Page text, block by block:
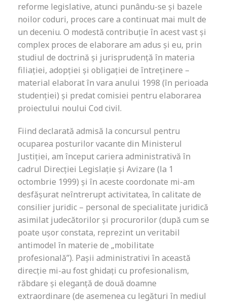
reforme legislative, atunci punându-se și bazele
noilor coduri, proces care a continuat mai mult de
un deceniu. O modestă contribuție în acest vast și
complex proces de elaborare am adus și eu, prin
studiul de doctrină și jurisprudență în materia
filiației, adopției și obligației de întreținere –
material elaborat în vara anului 1998 (în perioada
studenției) și predat comisiei pentru elaborarea
proiectului noului Cod civil.
Fiind declarată admisă la concursul pentru
ocuparea posturilor vacante din Ministerul
Justiției, am început cariera administrativă în
cadrul Direcției Legislație și Avizare (la 1
octombrie 1999) și în aceste coordonate mi-am
desfășurat neîntrerupt activitatea, în calitate de
consilier juridic – personal de specialitate juridică
asimilat judecătorilor și procurorilor (după cum se
poate ușor constata, reprezint un veritabil
antimodel în materie de „mobilitate
profesională”). Pașii administrativi în această
direcție mi-au fost ghidați cu profesionalism,
răbdare și eleganță de două doamne
extraordinare (de asemenea cu legături în mediul